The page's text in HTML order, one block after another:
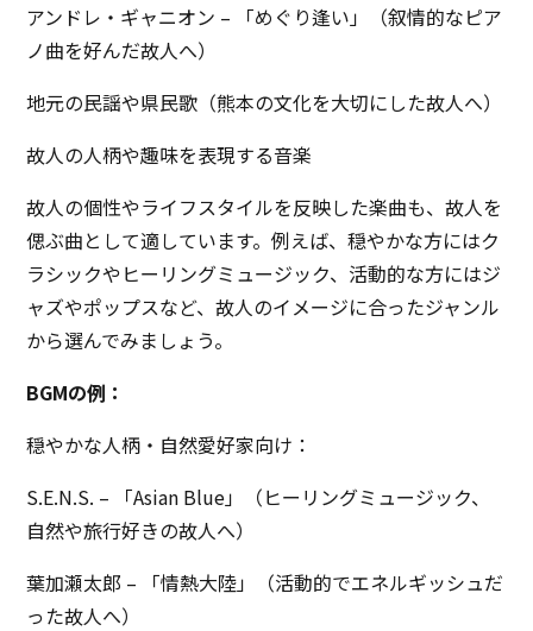
アンドレ・ギャニオン – 「めぐり逢い」（叙情的なピア
ノ曲を好んだ故人へ）
地元の民謡や県民歌（熊本の文化を大切にした故人へ）
故人の人柄や趣味を表現する音楽
故人の個性やライフスタイルを反映した楽曲も、故人を
偲ぶ曲として適しています。例えば、穏やかな方にはク
ラシックやヒーリングミュージック、活動的な方にはジ
ャズやポップスなど、故人のイメージに合ったジャンル
から選んでみましょう。
BGMの例：
穏やかな人柄・自然愛好家向け：
S.E.N.S. – 「Asian Blue」（ヒーリングミュージック、
自然や旅行好きの故人へ）
葉加瀬太郎 – 「情熱大陸」（活動的でエネルギッシュだ
った故人へ）